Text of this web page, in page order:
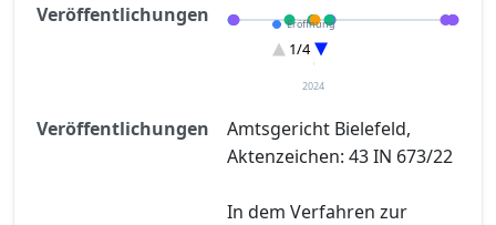
Veröffentlichungen
Eröffnung
Restschuldbefreiung
Entscheidung im Verfahren
1/4
2024
Veröffentlichungen
Amtsgericht Bielefeld,
Aktenzeichen: 43 IN 673/22
In dem Verfahren zur